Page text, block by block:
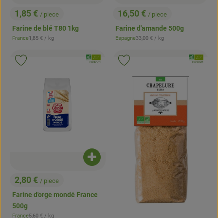
, Prix:
1,85 € / piece
Farine de blé T80 1kg
, Origine:
France, Prix de référence:
1,85 € / kg
, Prix:
16,50 € / piece
Farine d'amande 500g
, Origine:
Espagne, Prix de référence:
33,00 € / kg
, Prix:
2,80 € / piece
Farine d'orge mondé France
500g
France, Prix de référence:
5,60 € / kg
Ajouter le produit au panier
, Association:
, Autorité de contrôle:
FR-BIO-01
Ajouter le produit aux favoris
, , Autorité de contrôle:
FR-BIO-01
Ajouter le produit aux favoris